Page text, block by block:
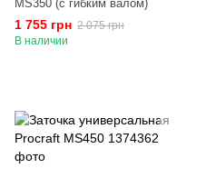
MS350 (с гибким валом)
1 755 грн 2 075 грн
В наличии